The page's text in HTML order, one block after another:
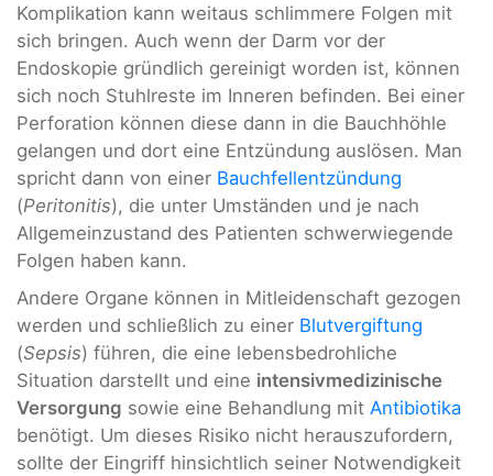
Komplikation kann weitaus schlimmere Folgen mit
sich bringen. Auch wenn der Darm vor der
Endoskopie gründlich gereinigt worden ist, können
sich noch Stuhlreste im Inneren befinden. Bei einer
Perforation können diese dann in die Bauchhöhle
gelangen und dort eine Entzündung auslösen. Man
spricht dann von einer Bauchfellentzündung
(Peritonitis), die unter Umständen und je nach
Allgemeinzustand des Patienten schwerwiegende
Folgen haben kann.
Andere Organe können in Mitleidenschaft gezogen
werden und schließlich zu einer Blutvergiftung
(Sepsis) führen, die eine lebensbedrohliche
Situation darstellt und eine intensivmedizinische
Versorgung sowie eine Behandlung mit Antibiotika
benötigt. Um dieses Risiko nicht herauszufordern,
sollte der Eingriff hinsichtlich seiner Notwendigkeit